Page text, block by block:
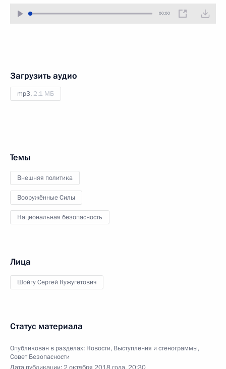
00:00
Загрузить аудио
mp3, 2.1 МБ
Темы
Внешняя политика
Вооружённые Силы
Национальная безопасность
Лица
Шойгу Сергей Кужугетович
Статус материала
Опубликован в разделах: Новости, Выступления и стенограммы,
Совет Безопасности